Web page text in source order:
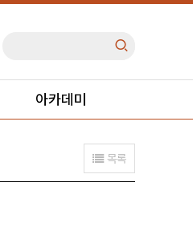
아카데미
목록